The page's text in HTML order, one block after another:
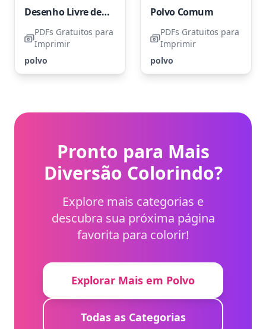
Desenho Livre de um Polvo
PDFs Gratuitos para
Imprimir
polvo
Polvo Comum
PDFs Gratuitos para
Imprimir
polvo
Pronto para Mais
Diversão Colorindo?
Explore mais categorias e
descubra sua próxima página
favorita para colorir!
Explorar Mais em Polvo
Todas as Categorias